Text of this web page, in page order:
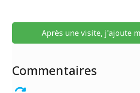
Après une visite, j'ajoute
Commentaires